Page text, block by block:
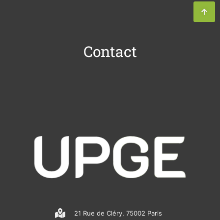
Contact
21 Rue de Cléry, 75002 Paris